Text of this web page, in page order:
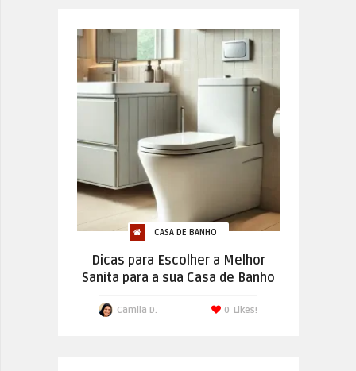
CASA DE BANHO
Dicas para Escolher a Melhor
Sanita para a sua Casa de Banho
Camila D. Likes!
0